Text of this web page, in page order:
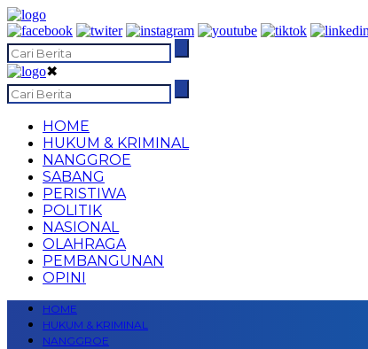
✖
HOME
HUKUM & KRIMINAL
NANGGROE
SABANG
PERISTIWA
POLITIK
NASIONAL
OLAHRAGA
PEMBANGUNAN
OPINI
HOME
HUKUM & KRIMINAL
NANGGROE